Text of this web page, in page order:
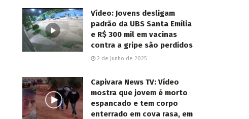
Vídeo: Jovens desligam
padrão da UBS Santa Emília
e R$ 300 mil em vacinas
contra a gripe são perdidos
2 de Junho de 2025
Capivara News TV: Vídeo
mostra que jovem é morto
espancado e tem corpo
enterrado em cova rasa, em